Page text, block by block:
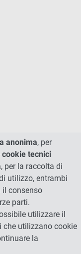
anonima, per
cookie tecnici
, per la raccolta di
utilizzo, entrambi
il consenso
parti.
utilizzare il
che utilizzano cookie
la